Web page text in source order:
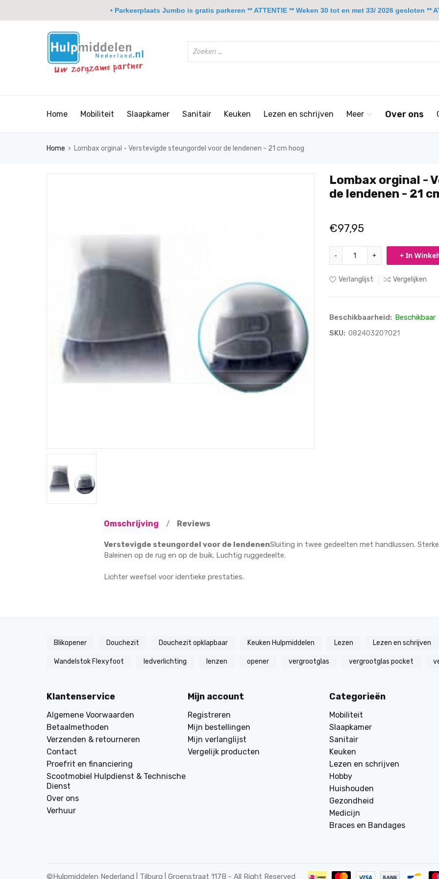
Home Mobiliteit Slaapkamer Sanitair Keuken Lezen en schrijven Meer Over ons
Home › Lombax orginal - Verstevigde steungordel voor de lendenen - 21 cm hoog
Lombax orginal -
de lendenen - 21
€97,95
- + + In
Verlanglijst Vergelijken
Beschikbaarheid: Beschikbaar
SKU: 08240320?021
Omschrijving / Reviews
Verstevigde steungordel voor de lendenenSluiting in twee gedeelten met handlussen.
Baleinen op de rug en op de buik. Luchtig ruggedeelte.
Lichter weefsel voor identieke prestaties.
Blikopener Douchezit Douchezit opklapbaar Keuken Hulpmiddelen Lezen Lezen en schrijven
Wandelstok Flexyfoot ledverlichting lenzen opener vergrootglas vergrootglas pocket
Klantenservice
Algemene Voorwaarden
Betaalmethoden
Verzenden & retourneren
Contact
Proefrit en financiering
Scootmobiel Hulpdienst & Technische
Dienst
Over ons
Verhuur
Mijn account
Registreren
Mijn bestellingen
Mijn verlanglijst
Vergelijk producten
Categorieën
Mobiliteit
Slaapkamer
Sanitair
Keuken
Lezen en schrijven
Hobby
Huishouden
Gezondheid
Medicijn
Braces en Bandages
©Hulpmiddelen Nederland | Tilburg | Groenstraat 117B - All Right Reserved
• Parkeerplaats Jumbo is gratis parkeren ** ATTENTIE ** Weken 30 tot en met 33/ 2026 gesloten **